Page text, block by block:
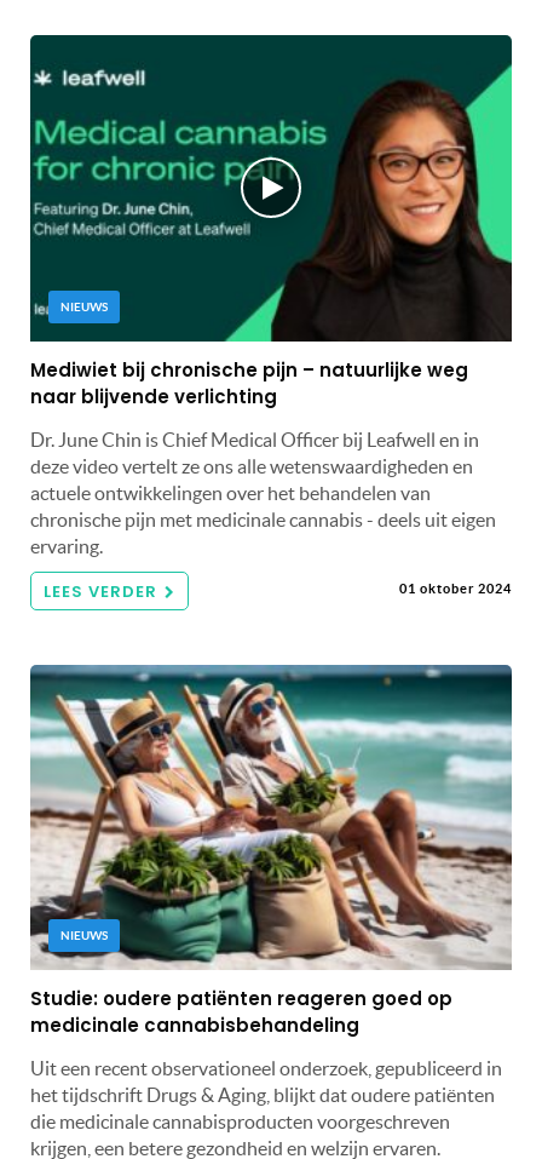
NIEUWS
Mediwiet bij chronische pijn – natuurlijke weg
naar blijvende verlichting
Dr. June Chin is Chief Medical Officer bij Leafwell en in
deze video vertelt ze ons alle wetenswaardigheden en
actuele ontwikkelingen over het behandelen van
chronische pijn met medicinale cannabis - deels uit eigen
ervaring.
LEES VERDER 01 oktober 2024
NIEUWS
Studie: oudere patiënten reageren goed op
medicinale cannabisbehandeling
Uit een recent observationeel onderzoek, gepubliceerd in
het tijdschrift Drugs & Aging, blijkt dat oudere patiënten
die medicinale cannabisproducten voorgeschreven
krijgen, een betere gezondheid en welzijn ervaren.